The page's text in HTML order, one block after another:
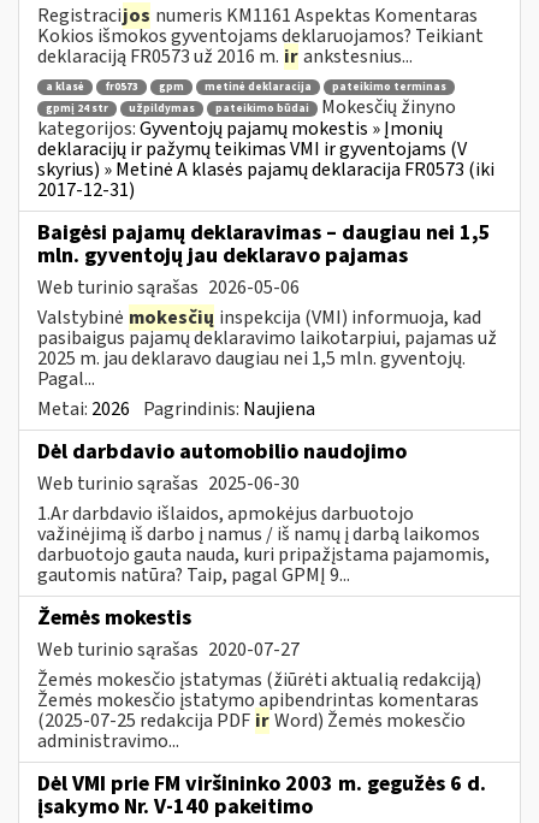
Registracijos numeris KM1161 Aspektas Komentaras
Kokios išmokos gyventojams deklaruojamos? Teikiant
deklaraciją FR0573 už 2016 m. irankstesnius...
a klasė fr0573 gpm metinė deklaracija
pateikimo terminas
gpmį 24 str
užpildymas pateikimo būdai
Mokesčių žinyno
kategorijos:Gyventojų pajamų mokestis » Įmonių
deklaracijų ir pažymų teikimas VMI ir gyventojams (V
skyrius) » Metinė A klasės pajamų deklaracija FR0573 (iki
2017-12-31)
Baigėsi pajamų deklaravimas – daugiau nei 1,5
mln. gyventojų jau deklaravo pajamas
Web turinio sąrašas 2026-05-06
Valstybinė mokesčių inspekcija (VMI) informuoja, kad
pasibaigus pajamų deklaravimo laikotarpiui, pajamas už
2025 m. jau deklaravo daugiau nei 1,5 mln. gyventojų.
Pagal...
Metai: 2026 Pagrindinis: Naujiena
Dėl darbdavio automobilio naudojimo
Web turinio sąrašas 2025-06-30
1.Ar darbdavio išlaidos, apmokėjus darbuotojo
važinėjimą iš darbo į namus / iš namų į darbą laikomos
darbuotojo gauta nauda, kuri pripažįstama pajamomis,
gautomis natūra? Taip, pagal GPMĮ 9...
Žemės mokestis
Web turinio sąrašas 2020-07-27
Žemės mokesčio įstatymas (žiūrėti aktualią redakciją)
Žemės mokesčio įstatymo apibendrintas komentaras
(2025-07-25 redakcija PDF irWord) Žemės mokesčio
administravimo...
Dėl VMI prie FM viršininko 2003 m. gegužės 6 d.
įsakymo Nr. V-140 pakeitimo